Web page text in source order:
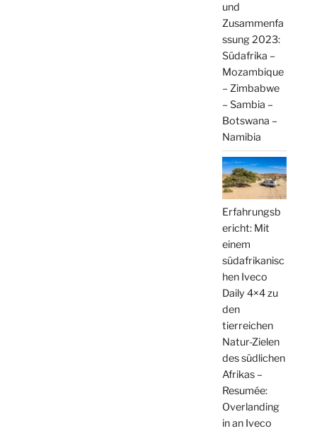
und
Zusammenfa
ssung 2023:
Südafrika –
Mozambique
– Zimbabwe
– Sambia –
Botswana –
Namibia
Erfahrungsb
ericht: Mit
einem
südafrikanisc
hen Iveco
Daily 4×4 zu
den
tierreichen
Natur-Zielen
des südlichen
Afrikas –
Resumée:
Overlanding
in an Iveco